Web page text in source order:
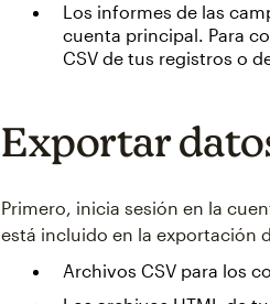
Los informes de las
cuenta principal. Para
CSV de tus registros o
Exportar
Primero, inicia sesión en la
está incluido en la exportación
Archivos CSV para los